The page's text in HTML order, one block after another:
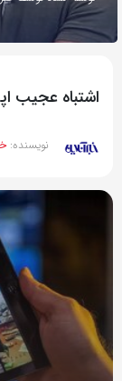
اشتباه عجیب
نویسنده: